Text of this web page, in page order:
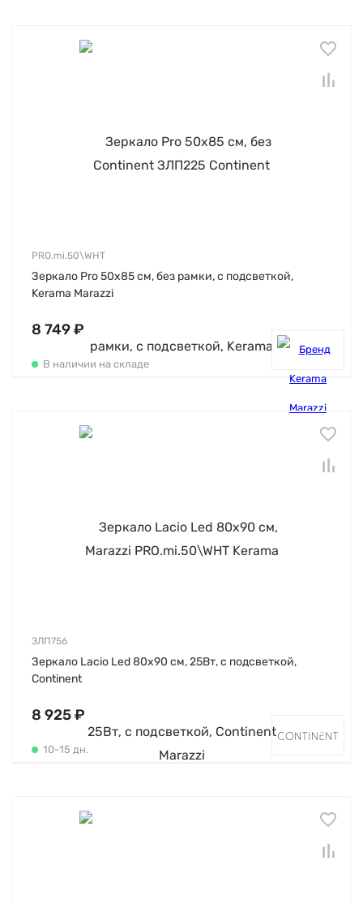
PRO.mi.50\WHT
Зеркало Pro 50х85 см, без рамки, с подсветкой,
Kerama Marazzi
8 749 ₽
В наличии на складе
ЗЛП756
Зеркало Lacio Led 80х90 см, 25Вт, с подсветкой,
Continent
8 925 ₽
10-15 дн.